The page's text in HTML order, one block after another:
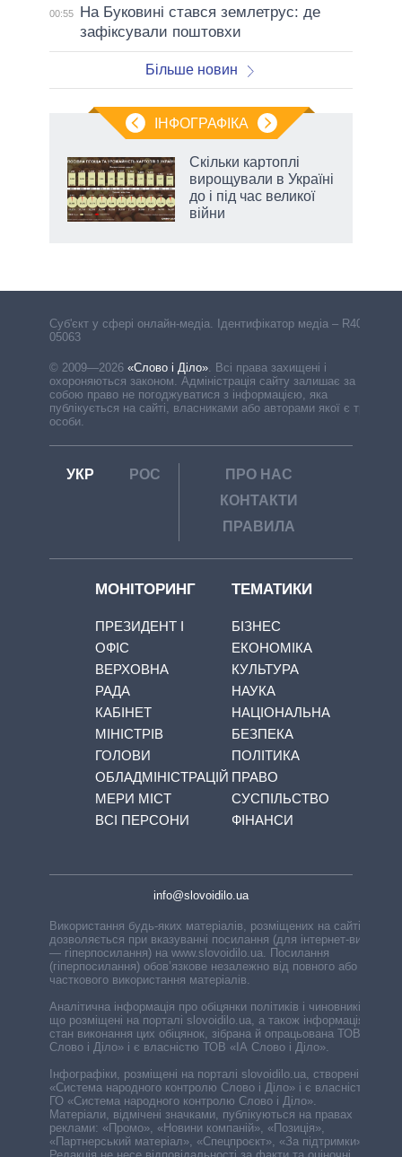
00:55
На Буковині стався землетрус: де
зафіксували поштовхи
Більше новин
ІНФОГРАФІКА
Скільки картоплі
вирощували в Україні
до і під час великої
війни
Cуб'єкт у сфері онлайн-медіа. Ідентифікатор медіа – R40-
05063
© 2009—2026 «Слово і Діло»
Всі права захищені і
охороняються законом. Адміністрація сайту залишає за
собою право не погоджуватися з інформацією, яка
публікується на сайті, власниками або авторами якої є треті
особи.
УКР РОС
ПРО НАС
КОНТАКТИ
ПРАВИЛА
МОНІТОРИНГ
ПРЕЗИДЕНТ І
ОФІС
ВЕРХОВНА
РАДА
КАБІНЕТ
МІНІСТРІВ
ГОЛОВИ
ОБЛАДМІНІСТРАЦІЙ
МЕРИ МІСТ
ВСІ ПЕРСОНИ
ТЕМАТИКИ
БІЗНЕС
ЕКОНОМІКА
КУЛЬТУРА
НАУКА
НАЦІОНАЛЬНА
БЕЗПЕКА
ПОЛІТИКА
ПРАВО
СУСПІЛЬСТВО
ФІНАНСИ
info@slovoidilo.ua
Використання будь-яких матеріалів, розміщених на сайті,
дозволяється при вказуванні посилання (для інтернет-видань
— гіперпосилання) на www.slovoidilo.ua. Посилання
(гіперпосилання) обов’язкове незалежно від повного або
часткового використання матеріалів.
Аналітична інформація про обіцянки політиків і чиновників,
що розміщені на порталі slovoidilo.ua, а також інформація про
стан виконання цих обіцянок, зібрана й опрацьована ТОВ «ІА
Слово і Діло» і є власністю ТОВ «ІА Слово і Діло».
Інфографіки, розміщені на порталі slovoidilo.ua, створені ГО
«Система народного контролю Слово і Діло» і є власністю
ГО «Система народного контролю Слово і Діло».
Матеріали, відмічені значками, публікуються на правах
реклами: «Промо», «Новини компаній», «Позиція»,
«Партнерський матеріал», «Спецпроєкт», «За підтримки».